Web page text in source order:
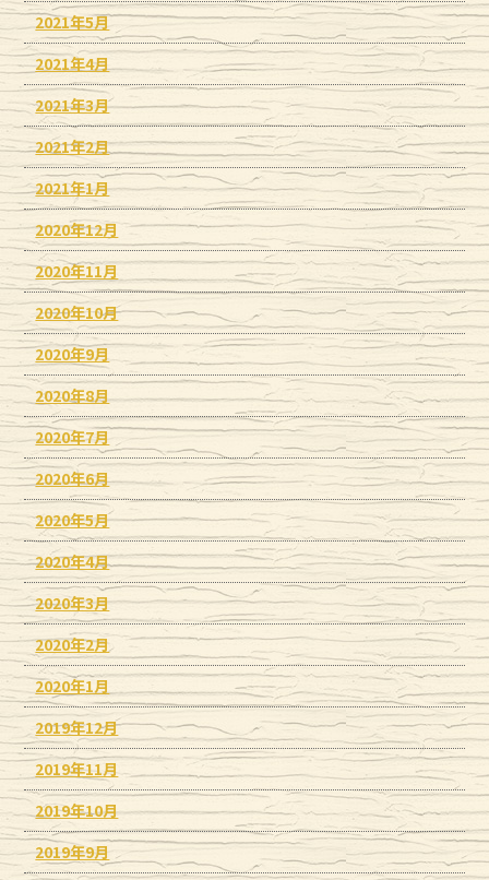
2021年5月
2021年4月
2021年3月
2021年2月
2021年1月
2020年12月
2020年11月
2020年10月
2020年9月
2020年8月
2020年7月
2020年6月
2020年5月
2020年4月
2020年3月
2020年2月
2020年1月
2019年12月
2019年11月
2019年10月
2019年9月